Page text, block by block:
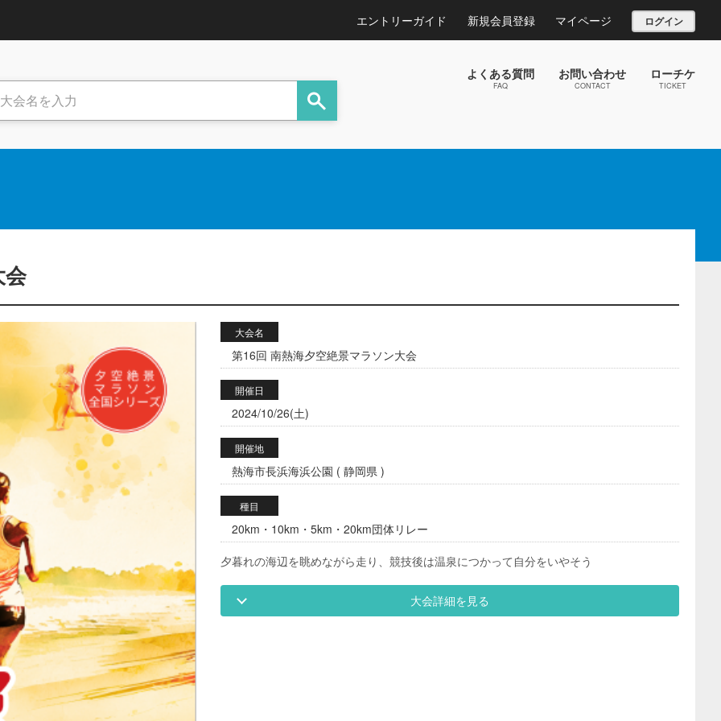
エントリーガイド 新規会員登録 マイページ ログイン
よくある質問
FAQ
お問い合わせ
CONTACT
ローチケ
TICKET
大会名
第16回 南熱海夕空絶景マラソン大会
開催日
2024/10/26(土)
開催地
熱海市長浜海浜公園 ( 静岡県 )
種目
20km・10km・5km・20km団体リレー
夕暮れの海辺を眺めながら走り、競技後は温泉につかって自分をいやそう
大会詳細を見る